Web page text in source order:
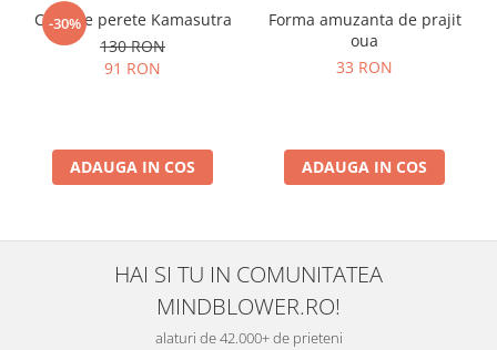
-30%
Ceas de perete Kamasutra
130 RON
91 RON
ADAUGA IN COS
Forma amuzanta de prajit
oua
33 RON
ADAUGA IN COS
HAI SI TU IN COMUNITATEA
MINDBLOWER.RO!
alaturi de 42.000+ de prieteni